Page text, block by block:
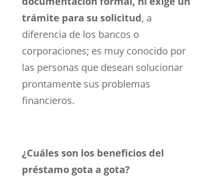
trámite para su solicitud, a
diferencia de los bancos o
corporaciones; es muy conocido por
las personas que desean solucionar
prontamente sus problemas
financieros.
¿Cuáles son los beneficios del
préstamo gota a gota?